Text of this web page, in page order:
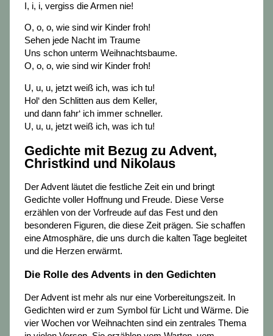
I, i, i, vergiss die Armen nie!
O, o, o, wie sind wir Kinder froh!
Sehen jede Nacht im Traume
Uns schon unterm Weihnachtsbaume.
O, o, o, wie sind wir Kinder froh!
U, u, u, jetzt weiß ich, was ich tu!
Hol‘ den Schlitten aus dem Keller,
und dann fahr‘ ich immer schneller.
U, u, u, jetzt weiß ich, was ich tu!
Gedichte mit Bezug zu Advent,
Christkind und Nikolaus
Der Advent läutet die festliche Zeit ein und bringt
Gedichte voller Hoffnung und Freude. Diese Verse
erzählen von der Vorfreude auf das Fest und den
besonderen Figuren, die diese Zeit prägen. Sie schaffen
eine Atmosphäre, die uns durch die kalten Tage begleitet
und die Herzen erwärmt.
Die Rolle des Advents in den Gedichten
Der Advent ist mehr als nur eine Vorbereitungszeit. In
Gedichten wird er zum Symbol für Licht und Wärme. Die
vier Wochen vor Weihnachten sind ein zentrales Thema